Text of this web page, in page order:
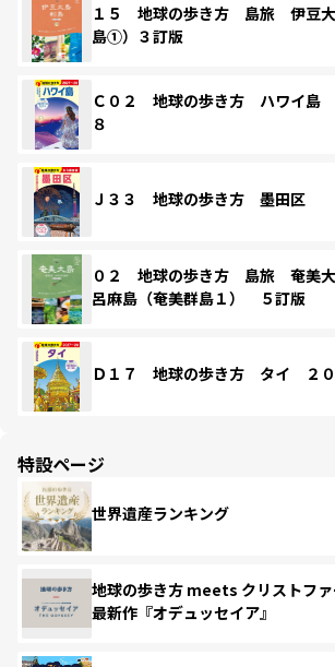
１５ 地球の歩き方 島旅 伊豆
島①）３訂版
Ｃ０２ 地球の歩き方 ハワイ島
８
Ｊ３３ 地球の歩き方 墨田区
０２ 地球の歩き方 島旅 奄美
呂麻島（奄美群島１） ５訂版
Ｄ１７ 地球の歩き方 タイ ２０
特設ページ
世界遺産ランキング
地球の歩き方 meets クリストフ
最新作『オデュッセイア』